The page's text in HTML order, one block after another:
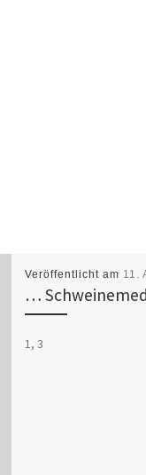
Veröffentlicht am 11.
…
1, 3